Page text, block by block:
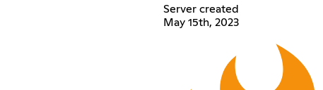
Server created
May 15th, 2023